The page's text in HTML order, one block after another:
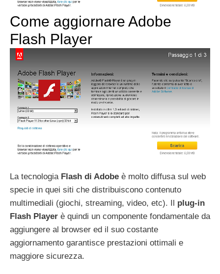
Come aggiornare Adobe
Flash Player
La tecnologia Flash di Adobe è molto diffusa sul web
specie in quei siti che distribuiscono contenuto
multimediali (giochi, streaming, video, etc). Il plug-in
Flash Player è quindi un componente fondamentale da
aggiungere al browser ed il suo costante
aggiornamento garantisce prestazioni ottimali e
maggiore sicurezza.